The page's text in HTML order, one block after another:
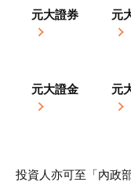
元大證券 元
元大證金 元
投資人亦可至「內政